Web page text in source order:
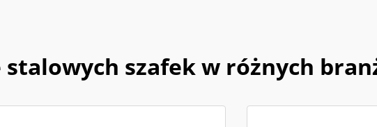
szafek w różnych